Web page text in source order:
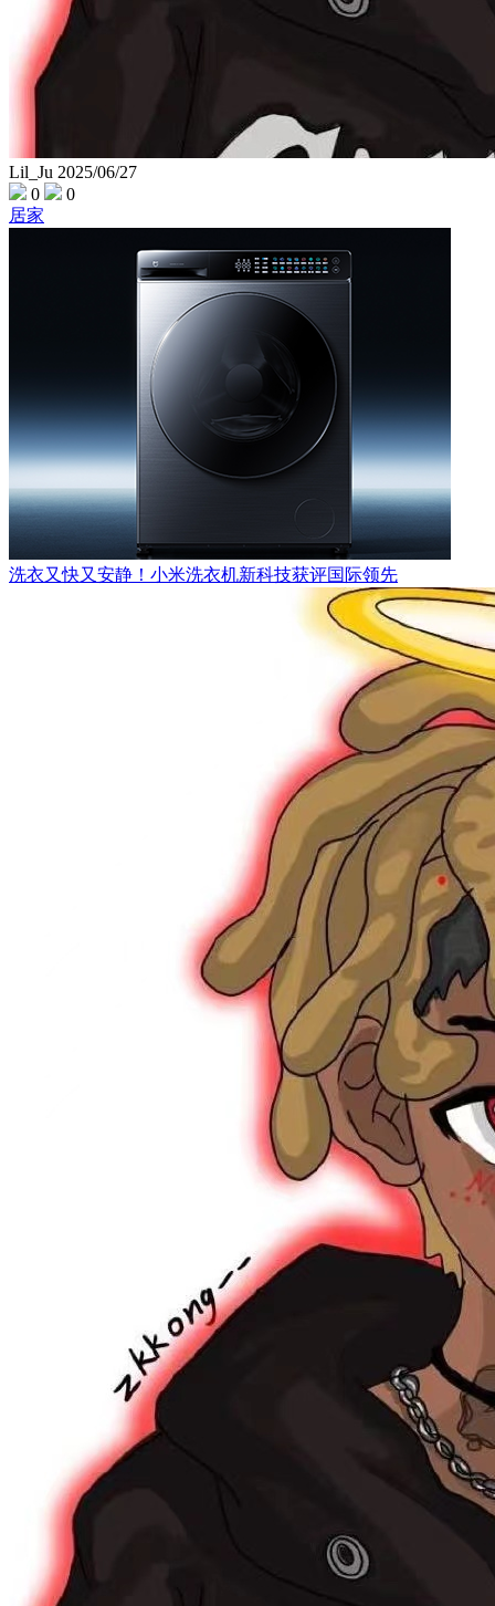
Lil_Ju 2025/06/27
0
0
居家
洗衣又快又安静！小米洗衣机新科技获评国际领先